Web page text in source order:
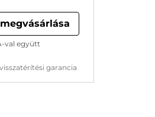
garancia
val együtt